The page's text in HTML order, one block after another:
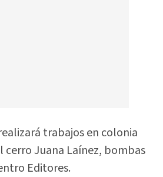
trabajos en colonia
cerro Juana Laínez, bombas
Editores.